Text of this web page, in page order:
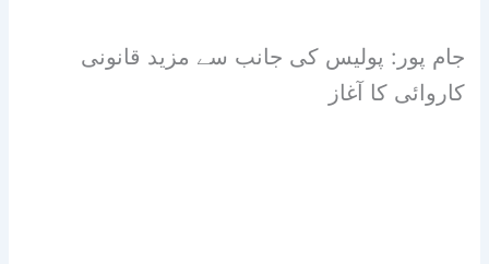
جام پور: پولیس کی جانب سے مزید قانونی
کاروائی کا آغاز